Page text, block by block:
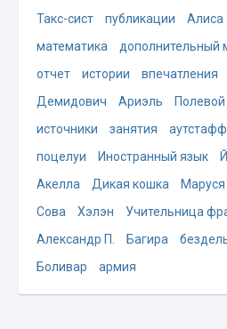
Такс-сист
публикации Алиса
математика
дополнительный
отчет
истории впечатления
Демидович
Ариэль
источники
занятия
поцелуи
Иностранный язык
Акелла
Дикая кошка Маруся
Сова
Хэлэн Учительница
Александр П.
Багира
Боливар
армия